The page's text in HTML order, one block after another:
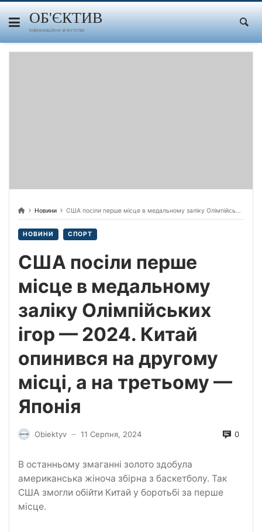
Skip
content ОБ'ЄКТИВ
Інформаційне агентство
Новини США посіли перше місце в медальному заліку Олімпійських ігор — 2024. Китай опинився на другому місці, а на третьому — Японія
НОВИНИ СПОРТ
США посіли перше
місце в медальному
заліку Олімпійських
ігор — 2024. Китай
опинився на другому
місці, а на третьому —
Японія
Obiektyv — 11 Серпня, 2024 0
В останньому змаганні золото здобула
американська жіноча збірна з баскетболу. Так
США змогли обійти Китай у боротьбі за перше
місце.